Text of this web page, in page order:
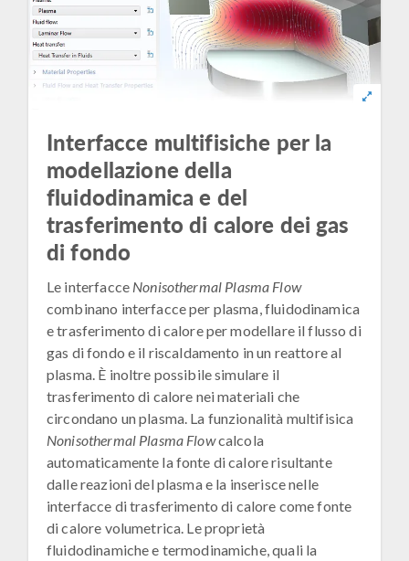
Interfacce multifisiche per la
modellazione della
fluidodinamica e del
trasferimento di calore dei gas
di fondo
Le interfacce Nonisothermal Plasma Flow
combinano interfacce per plasma, fluidodinamica
e trasferimento di calore per modellare il flusso di
gas di fondo e il riscaldamento in un reattore al
plasma. È inoltre possibile simulare il
trasferimento di calore nei materiali che
circondano un plasma. La funzionalità multifisica
Nonisothermal Plasma Flowcalcola
automaticamente la fonte di calore risultante
dalle reazioni del plasma e la inserisce nelle
interfacce di trasferimento di calore come fonte
di calore volumetrica. Le proprietà
fluidodinamiche e termodinamiche, quali la